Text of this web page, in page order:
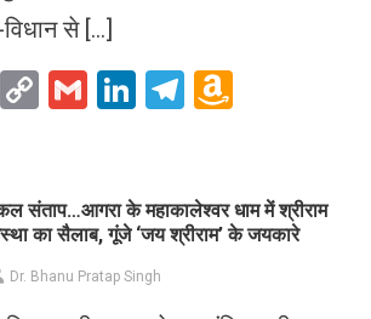
से […]
WhatsApp
CopyGmailLinkedIn
Telegram
संताप…आगरा के महाकालेश्वर धाम में श्रीराम
का सैलाब, गूंजे ‘जय श्रीराम’ के जयकारे
Dr. Bhanu Pratap Singh